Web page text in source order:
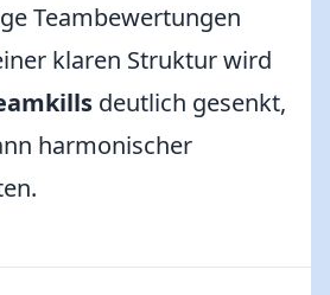
Teambewertungen
klaren Struktur wird
deutlich gesenkt,
harmonischer